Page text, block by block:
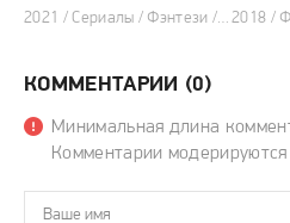
2021 / Сериалы / Фэнтези / Комедия
КОММЕНТАРИИ (0)
Минимальная длина
Комментарии модерируются